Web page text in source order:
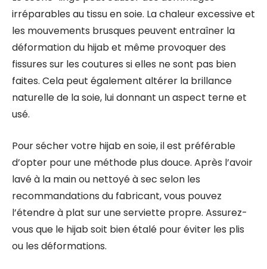
irréparables au tissu en soie. La chaleur excessive et
les mouvements brusques peuvent entraîner la
déformation du hijab et même provoquer des
fissures sur les coutures si elles ne sont pas bien
faites. Cela peut également altérer la brillance
naturelle de la soie, lui donnant un aspect terne et
usé.
Pour sécher votre hijab en soie, il est préférable
d’opter pour une méthode plus douce. Après l’avoir
lavé à la main ou nettoyé à sec selon les
recommandations du fabricant, vous pouvez
l’étendre à plat sur une serviette propre. Assurez-
vous que le hijab soit bien étalé pour éviter les plis
ou les déformations.